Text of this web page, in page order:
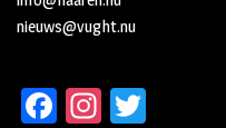
nieuws@vught.nu
Fa In